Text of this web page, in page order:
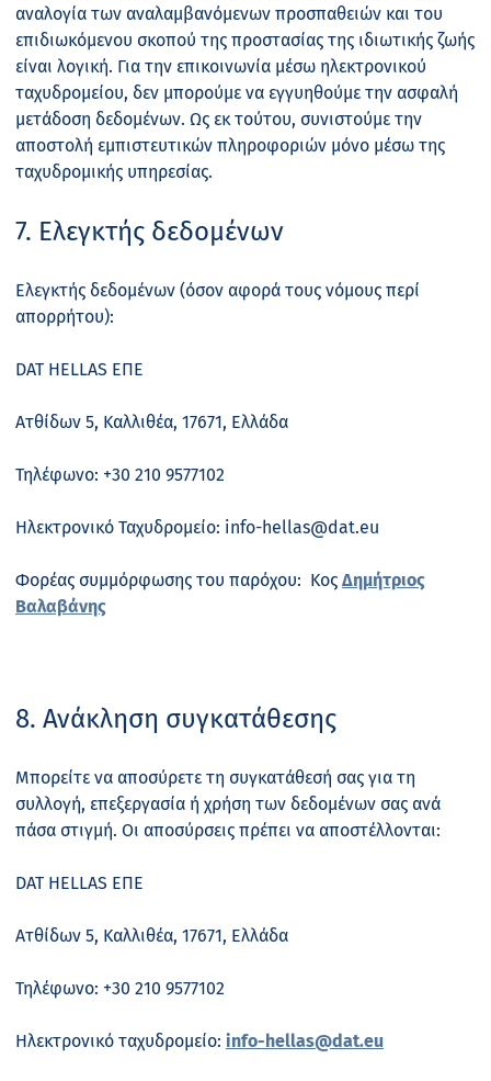
αναλογία των αναλαμβανόμενων προσπαθειών και του
επιδιωκόμενου σκοπού της προστασίας της ιδιωτικής ζωής
είναι λογική. Για την επικοινωνία μέσω ηλεκτρονικού
ταχυδρομείου, δεν μπορούμε να εγγυηθούμε την ασφαλή
μετάδοση δεδομένων. Ως εκ τούτου, συνιστούμε την
αποστολή εμπιστευτικών πληροφοριών μόνο μέσω της
ταχυδρομικής υπηρεσίας.
7. Ελεγκτής δεδομένων
Ελεγκτής δεδομένων (όσον αφορά τους νόμους περί
απορρήτου):
DAT HELLAS ΕΠΕ
Ατθίδων 5, Καλλιθέα, 17671, Ελλάδα
Τηλέφωνο: +30 210 9577102
Ηλεκτρονικό Ταχυδρομείο: info-hellas@dat.eu
Φορέας συμμόρφωσης του παρόχου: Κος Δημήτριος
Βαλαβάνης
8. Ανάκληση συγκατάθεσης
Μπορείτε να αποσύρετε τη συγκατάθεσή σας για τη
συλλογή, επεξεργασία ή χρήση των δεδομένων σας ανά
πάσα στιγμή. Οι αποσύρσεις πρέπει να αποστέλλονται:
DAT HELLAS ΕΠΕ
Ατθίδων 5, Καλλιθέα, 17671, Ελλάδα
Τηλέφωνο: +30 210 9577102
Ηλεκτρονικό ταχυδρομείο: info-hellas@dat.eu